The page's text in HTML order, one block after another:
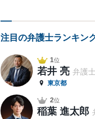
注目の弁護士ランキン
1位
若井 亮 弁護士
東京都
2位
稲葉 進太郎